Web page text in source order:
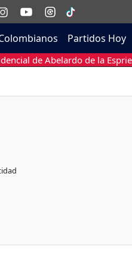
Partidos Hoy
de Abelardo de la